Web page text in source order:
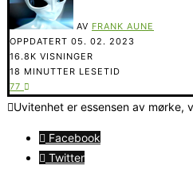
AV FRANK AUNE
OPPDATERT 05. 02. 2023
16.8K VISNINGER
18 MINUTTER LESETID
77
Uvitenhet er essensen av mørke,
Facebook
Twitter